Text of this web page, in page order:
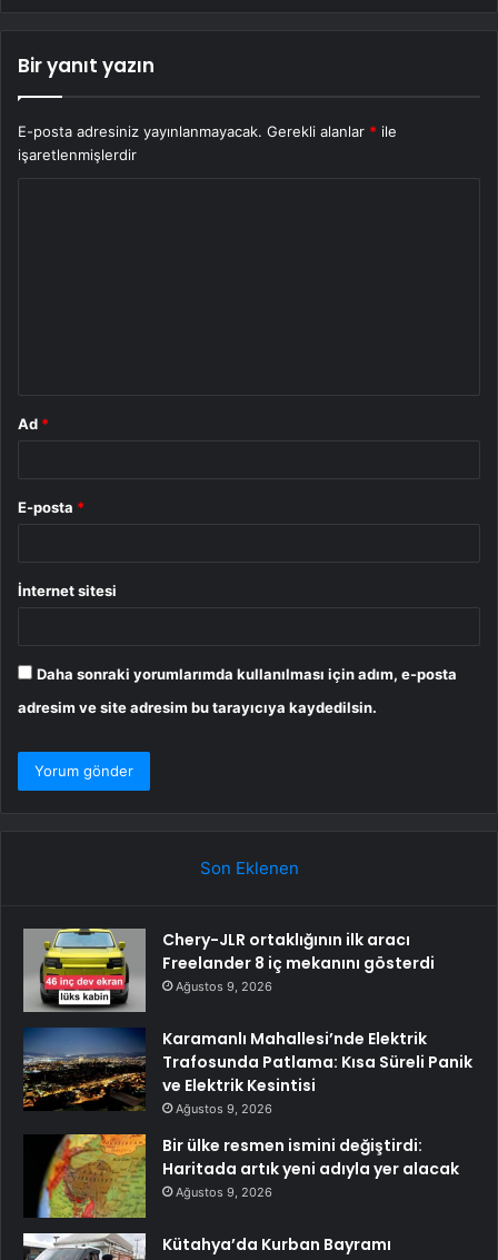
Bir yanıt yazın
E-posta adresiniz yayınlanmayacak. Gerekli alanlar * ile
işaretlenmişlerdir
Ad *
E-posta *
İnternet sitesi
Daha sonraki yorumlarımda kullanılması için adım, e-posta
adresim ve site adresim bu tarayıcıya kaydedilsin.
Son Eklenen
Chery-JLR ortaklığının ilk aracı
Freelander 8 iç mekanını gösterdi
Ağustos 9, 2026
Karamanlı Mahallesi’nde Elektrik
Trafosunda Patlama: Kısa Süreli Panik
ve Elektrik Kesintisi
Ağustos 9, 2026
Bir ülke resmen ismini değiştirdi:
Haritada artık yeni adıyla yer alacak
Ağustos 9, 2026
Kütahya’da Kurban Bayramı